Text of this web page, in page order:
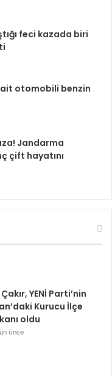
feci kazada biri
ait otomobili benzin
Jandarma
çift hayatını
Çakır, YENİ Parti’nin
Kurucu İlçe
oldu
önce